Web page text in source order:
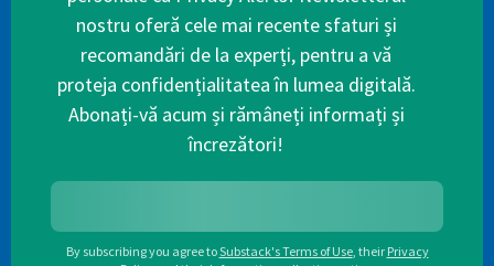
nostru oferă cele mai recente sfaturi și
recomandări de la experți, pentru a vă
proteja confidențialitatea în lumea digitală.
Abonați-vă acum și rămâneți informați și
încrezători!
By subscribing you agree toSubstack's Terms of Use, their Privacy